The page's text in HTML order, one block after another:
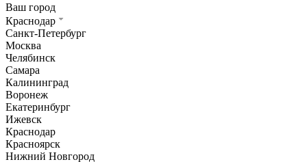
Ваш город
Краснодар
Санкт-Петербург
Москва
Челябинск
Самара
Калининград
Воронеж
Екатеринбург
Ижевск
Краснодар
Красноярск
Нижний Новгород